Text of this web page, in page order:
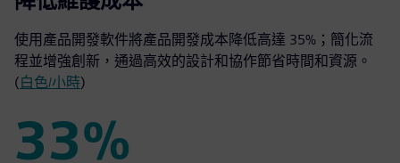
使用產品開發軟件將產品開發成本降低高達 35%；簡化流
程並增強創新，通過高效的設計和協作節省時間和資源。
(白色/小時)
33%